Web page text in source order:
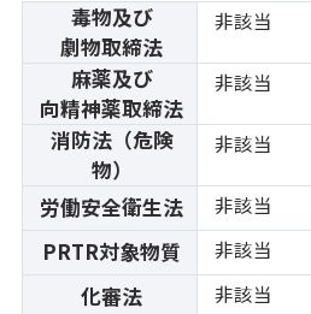
毒物及び
劇物取締法
非該当
麻薬及び
向精神薬取締法
非該当
消防法（危険
物）
非該当
労働安全衛生法 非該当
PRTR対象物質 非該当
化審法 非該当